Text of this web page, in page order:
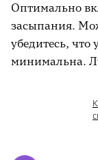
Оптимально
засыпания.
убедитесь, что
минимальна.